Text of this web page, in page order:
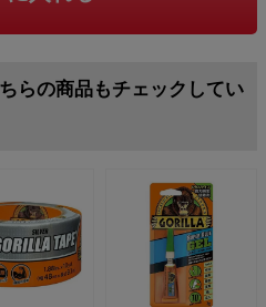
らの商品もチェックしてい